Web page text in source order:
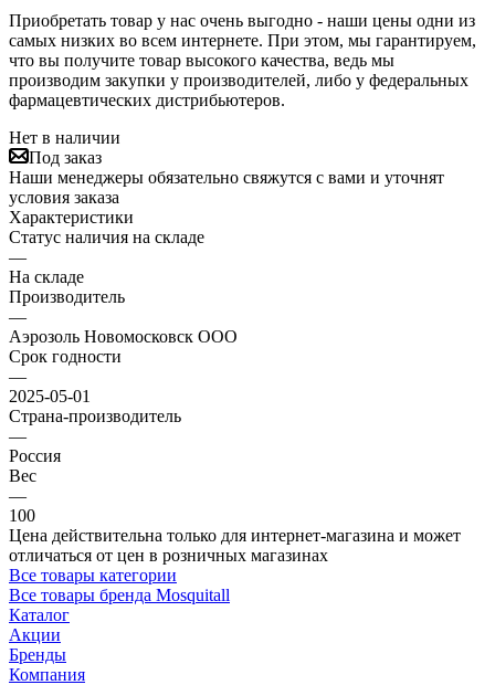
Приобретать товар у нас очень выгодно - наши цены одни из
самых низких во всем интернете. При этом, мы гарантируем,
что вы получите товар высокого качества, ведь мы
производим закупки у производителей, либо у федеральных
фармацевтических дистрибьютеров.
Нет в наличии
Под заказ
Наши менеджеры обязательно свяжутся с вами и уточнят
условия заказа
Характеристики
Статус наличия на складе
—
На складе
Производитель
—
Аэрозоль Новомосковск ООО
Срок годности
—
2025-05-01
Страна-производитель
—
Россия
Вес
—
100
Цена действительна только для интернет-магазина и может
отличаться от цен в розничных магазинах
Все товары категории
Все товары бренда Mosquitall
Каталог
Акции
Бренды
Компания